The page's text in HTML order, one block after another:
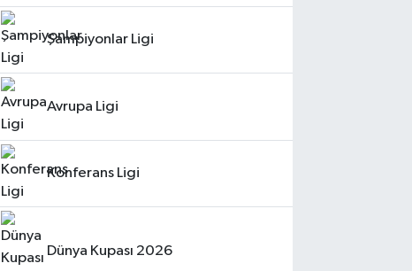
Şampiyonlar Ligi
Avrupa Ligi
Konferans Ligi
Dünya Kupası 2026